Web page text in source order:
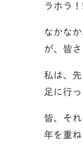
ラホラ
なかな
が、皆
私は、
足に行
皆、そ
年を重ね